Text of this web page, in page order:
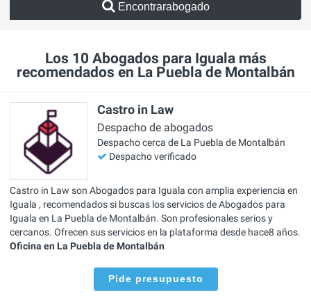
Encontrarabogado
Los 10 Abogados para Iguala más
recomendados en La Puebla de Montalbán
Castro in Law
Despacho de abogados
Despacho cerca de La Puebla de Montalbán
Despacho verificado
Castro in Law son Abogados para Iguala con amplia experiencia en
Iguala , recomendados si buscas los servicios de Abogados para
Iguala en La Puebla de Montalbán. Son profesionales serios y
cercanos. Ofrecen sus servicios en la plataforma desde hace8 años.
Oficina en La Puebla de Montalbán
Pide presupuesto